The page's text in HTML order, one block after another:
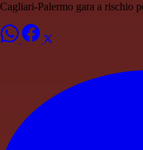
Cagliari-Palermo gara a rischio